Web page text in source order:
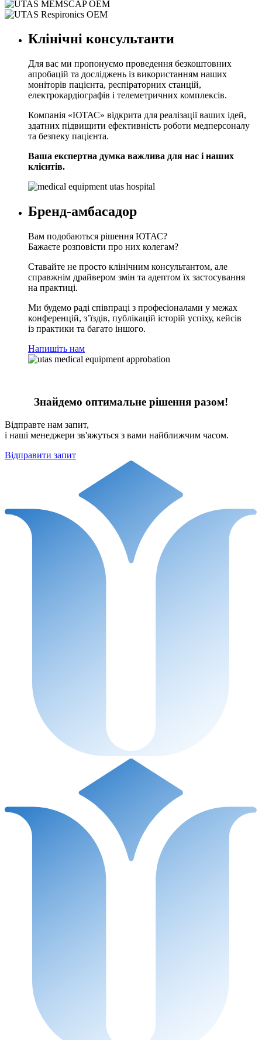
Клінічні консультанти
Для вас ми пропонуємо проведення безкоштовних
апробацій та досліджень із використанням наших
моніторів пацієнта, респіраторних станцій,
електрокардіографів і телеметричних комплексів.
Компанія «ЮТАС» відкрита для реалізації ваших ідей,
здатних підвищити ефективність роботи медперсоналу
та безпеку пацієнта.
Ваша експертна думка важлива для нас і наших
клієнтів.
Бренд-амбасадор
Вам подобаються рішення ЮТАС?
Бажаєте розповісти про них колегам?
Ставайте не просто клінічним консультантом, але
справжнім драйвером змін та адептом їх застосування
на практиці.
Ми будемо раді співпраці з професіоналами у межах
конференцій, з’їздів, публікацій історій успіху, кейсів
із практики та багато іншого.
Напишіть нам
Знайдемо оптимальне рішення разом!
Відправте нам запит,
і наші менеджери зв'яжуться з вами найближчим часом.
Відправити запит